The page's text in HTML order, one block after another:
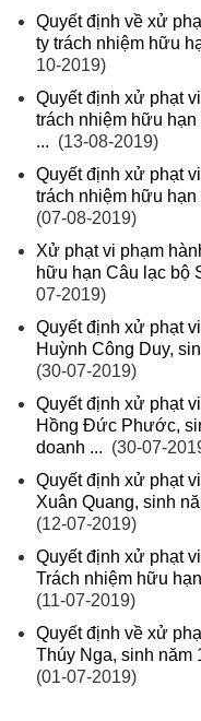
Quyết định về xử
ty trách nhiệm hữu
10-2019)
Quyết định xử phạt
trách nhiệm hữu
... (13-08-2019)
Quyết định xử phạt
trách nhiệm hữu hạn
(07-08-2019)
Xử phạt vi phạm
hữu hạn Câu lạc bộ
07-2019)
Quyết định xử phạt
Huỳnh Công Duy,
(30-07-2019)
Quyết định xử phạt
Hồng Đức Phước,
doanh ... (30-07-
Quyết định xử phạt
Xuân Quang, sinh
(12-07-2019)
Quyết định xử phạt
Trách nhiệm hữu
(11-07-2019)
Quyết định về xử
Thúy Nga, sinh năm
(01-07-2019)